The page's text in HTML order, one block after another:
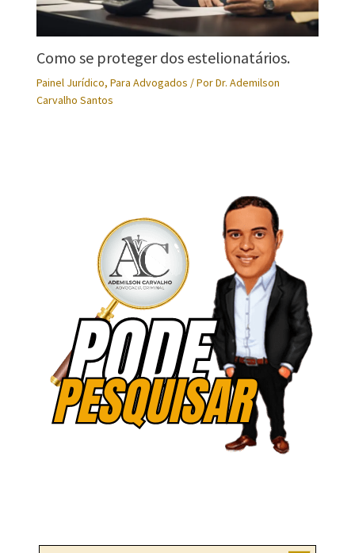
Como se proteger dos estelionatários.
Painel Jurídico, Para Advogados / PorDr. Ademilson
Carvalho Santos